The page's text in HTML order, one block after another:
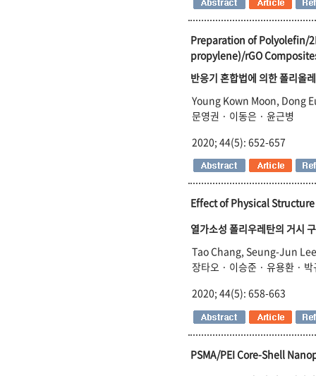
Preparation of Polyolefin/
propylene)/rGO
반응기 혼합법에 의한폴리올
Young Kown Moon, Dong
문영권 · 이동은 · 윤근병
2020; 44(5): 652-657
Effect of Physical
열가소성 폴리우레탄의 거시
Tao Chang, Seung-Jun
장타오 · 이승준 · 유용환 ·
2020; 44(5): 658-663
PSMA/PEI Core-Shell